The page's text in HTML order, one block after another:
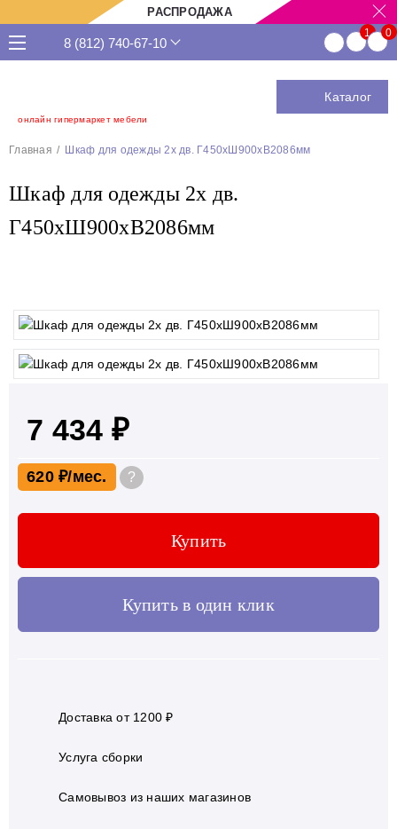
РАСПРОДАЖА
онлайн гипермаркет мебели
8 (812) 740-67-10
Каталог
Главная Шкаф для одежды 2х дв. Г450хШ900хВ2086мм
Шкаф для одежды 2х дв.
Г450хШ900хВ2086мм
7 434 ₽
620 ₽ ?
Купить
Купить в один клик
Доставка от 1200 ₽
Услуга сборки
Самовывоз из наших магазинов